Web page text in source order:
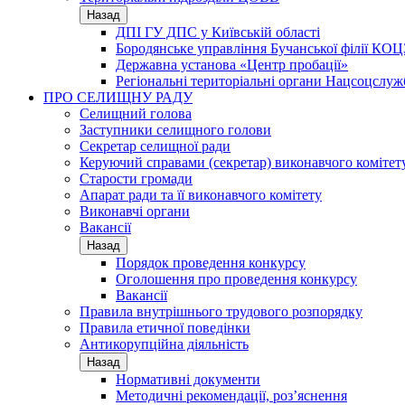
Назад
ДПІ ГУ ДПС у Київській області
Бородянське управління Бучанської філії
Державна установа «Центр пробації»
Регіональні територіальні органи
ПРО СЕЛИЩНУ РАДУ
Селищний голова
Заступники селищного голови
Секретар селищної ради
Керуючий справами (секретар) виконавчого
Старости громади
Апарат ради та її виконавчого комітету
Виконавчі органи
Вакансії
Назад
Порядок проведення конкурсу
Оголошення про проведення конкурсу
Вакансії
Правила внутрішнього трудового розпорядку
Правила етичної поведінки
Антикорупційна діяльність
Назад
Нормативні документи
Методичні рекомендації, роз’яснення